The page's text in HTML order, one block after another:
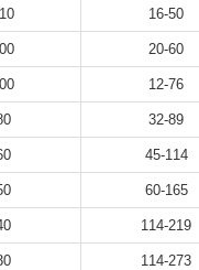
16-50
20-60
12-76
32-89
45-114
60-165
114-219
114-273